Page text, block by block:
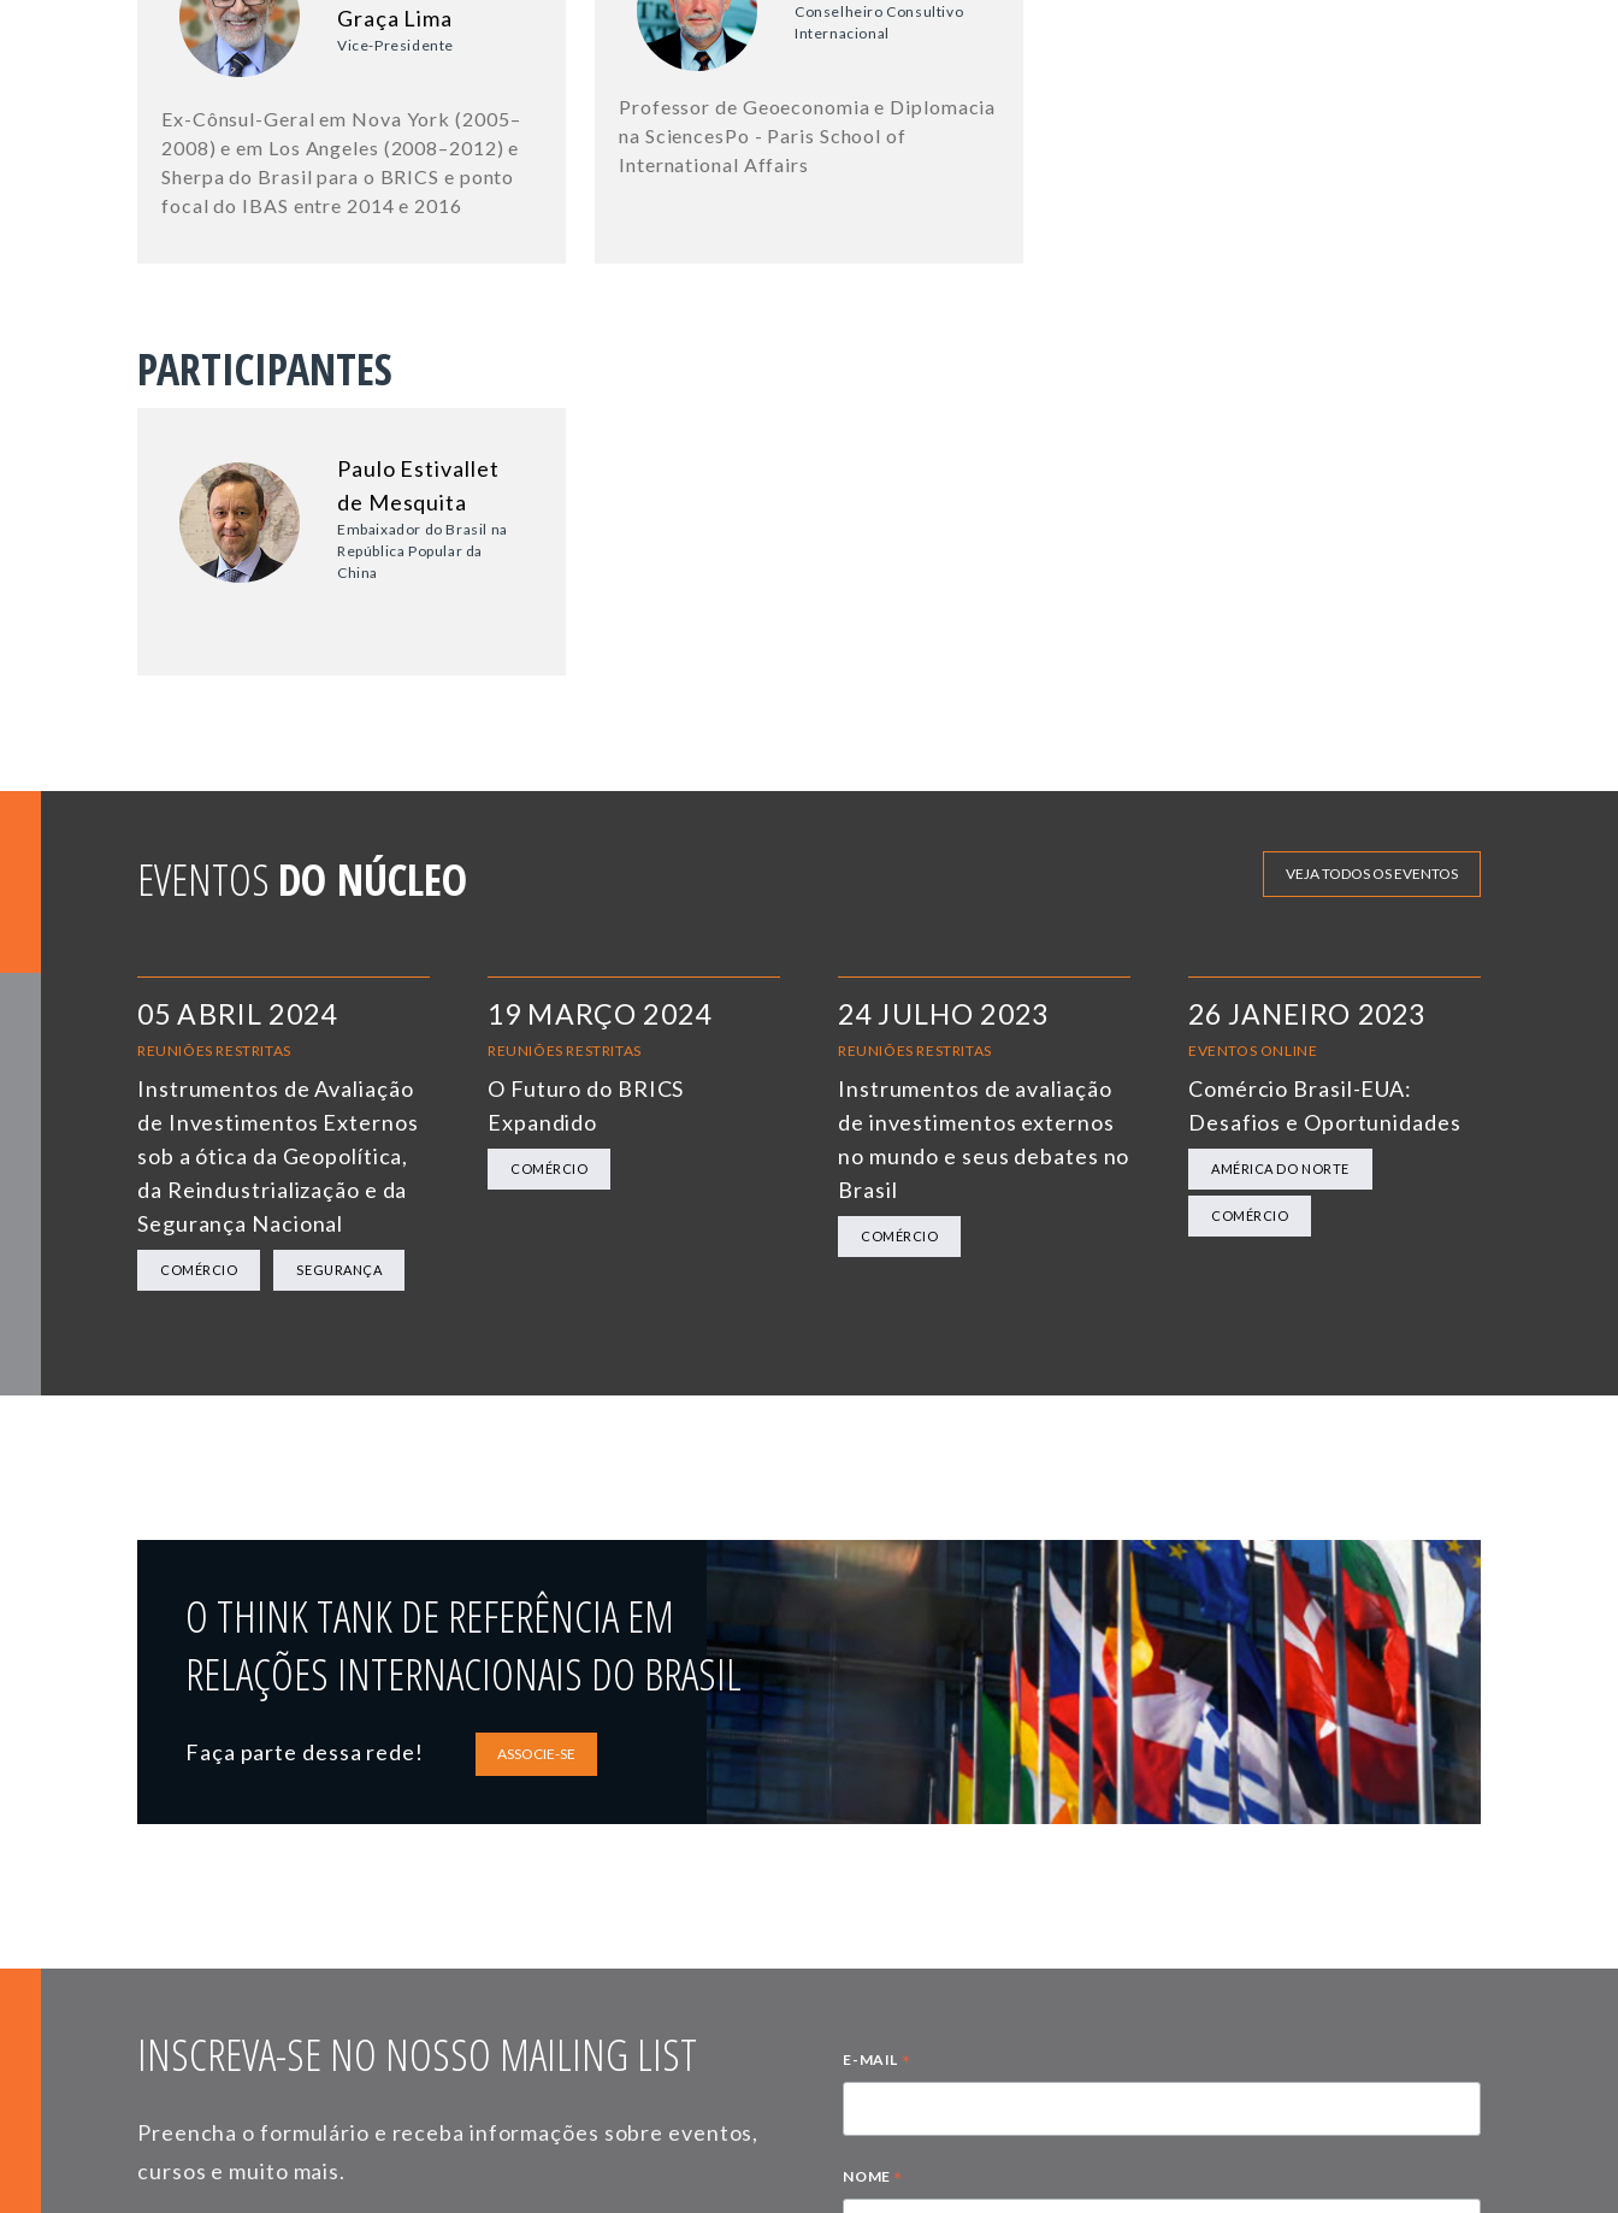
Graça Lima
Vice-Presidente
Ex-Cônsul-Geral em Nova York (2005–
2008) e em Los Angeles (2008–2012) e
Sherpa do Brasil para o BRICS e ponto
focal do IBAS entre 2014 e 2016
Conselheiro Consultivo
Internacional
Professor de Geoeconomia e Diplomacia
na SciencesPo - Paris School of
International Affairs
PARTICIPANTES
Paulo Estivallet
de Mesquita
Embaixador do Brasil na
República Popular da
China
EVENTOS DO NÚCLEO VEJA TODOS OS EVENTOS
05 ABRIL 2024
REUNIÕES RESTRITAS
Instrumentos de Avaliação
de Investimentos Externos
sob a ótica da Geopolítica,
da Reindustrialização e da
Segurança Nacional
COMÉRCIO SEGURANÇA
19 MARÇO 2024
REUNIÕES RESTRITAS
O Futuro do BRICS
Expandido
COMÉRCIO
24 JULHO 2023
REUNIÕES RESTRITAS
Instrumentos de avaliação
de investimentos externos
no mundo e seus debates no
Brasil
COMÉRCIO
26 JANEIRO 2023
EVENTOS ONLINE
Comércio Brasil-EUA:
Desafios e Oportunidades
AMÉRICA DO NORTE
COMÉRCIO
O THINK TANK DE REFERÊNCIA EM
RELAÇÕES INTERNACIONAIS DO BRASIL
Faça parte dessa rede! ASSOCIE-SE
INSCREVA-SE NO NOSSO MAILING LIST
Preencha o formulário e receba informações sobre eventos,
cursos e muito mais.
E-MAIL *
NOME *